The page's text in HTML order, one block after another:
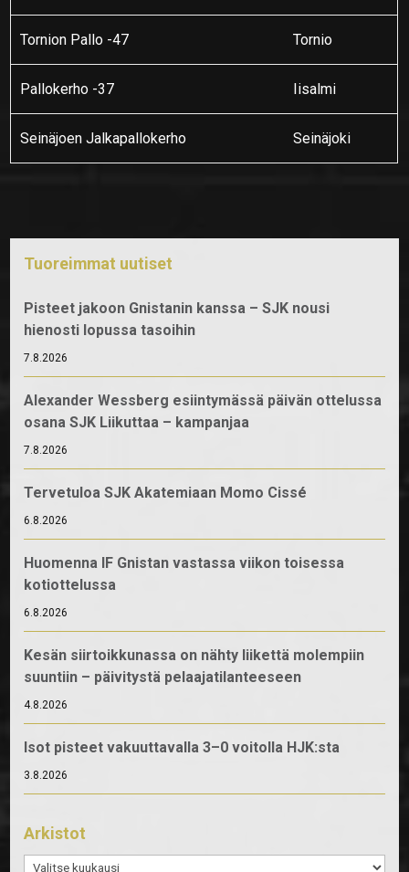
Tornion Pallo -47 Tornio
Pallokerho -37 Iisalmi
Seinäjoen Jalkapallokerho Seinäjoki
Tuoreimmat uutiset
Pisteet jakoon Gnistanin kanssa – SJK nousi
hienosti lopussa tasoihin
7.8.2026
Alexander Wessberg esiintymässä päivän ottelussa
osana SJK Liikuttaa – kampanjaa
7.8.2026
Tervetuloa SJK Akatemiaan Momo Cissé
6.8.2026
Huomenna IF Gnistan vastassa viikon toisessa
kotiottelussa
6.8.2026
Kesän siirtoikkunassa on nähty liikettä molempiin
suuntiin – päivitystä pelaajatilanteeseen
4.8.2026
Isot pisteet vakuuttavalla 3–0 voitolla HJK:sta
3.8.2026
Arkistot
Arkistot